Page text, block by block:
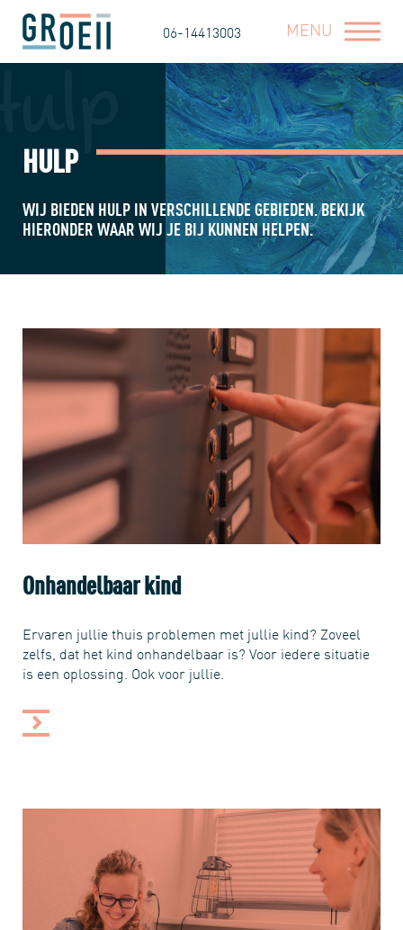
06-14413003 MENU
HULP
WIJ BIEDEN HULP IN VERSCHILLENDE GEBIEDEN. BEKIJK
HIERONDER WAAR WIJ JE BIJ KUNNEN HELPEN.
Onhandelbaar kind
Ervaren jullie thuis problemen met jullie kind? Zoveel
zelfs, dat het kind onhandelbaar is? Voor iedere situatie
is een oplossing. Ook voor jullie.